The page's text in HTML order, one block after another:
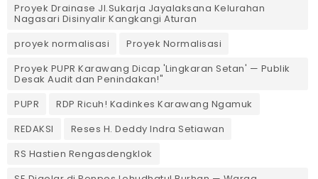
Proyek Drainase Jl.Sukarja Jayalaksana Kelurahan
Nagasari Disinyalir Kangkangi Aturan
proyek normalisasi
Proyek Normalisasi
Proyek PUPR Karawang Dicap 'Lingkaran Setan' — Publik
Desak Audit dan Penindakan!"
PUPR
RDP Ricuh! Kadinkes Karawang Ngamuk
REDAKSI
Reses H. Deddy Indra Setiawan
RS Hastien Rengasdengklok